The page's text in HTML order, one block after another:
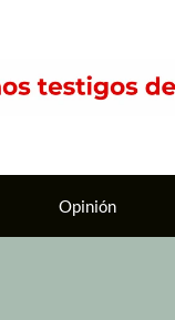
Opinión